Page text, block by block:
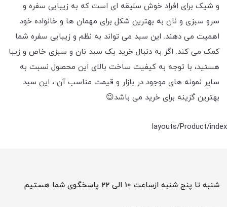
و شیک برای افراد خوش سلیقه ای است که به زیبایی سفره و
سرو سبزی و نان به بهترین شکل برای مهمان ها و خانواده خود
اهمیت می دهند. این سبد می تواند به نظم و زیبایی سفره شما
کمک می کند. اگر به دنبال خرید یک سبد نان و سبزی خاص و زیبا
هستید، با توجه به کیفیت ساخت بالای این محصول نسبت به
سایر نمونه های موجود در بازار و قیمت مناسب آن ، این سبد
بهترین گزینه برای خرید می باشد😉
layouts/Product/index
شنبه تا پنج شنبه ازساعت 10 الی 22 پاسخگوی شما هستیم